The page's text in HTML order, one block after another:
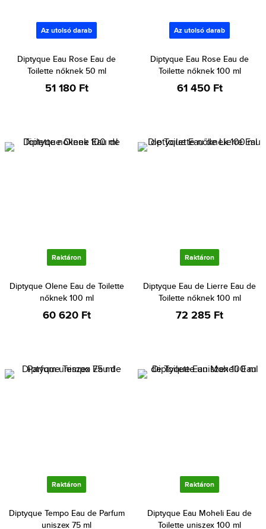
Az utolsó darab
Diptyque Eau Rose Eau de
Toilette nőknek 50 ml
51 180 Ft
Az utolsó darab
Diptyque Eau Rose Eau de
Toilette nőknek 100 ml
61 450 Ft
Raktáron
Diptyque Olene Eau de Toilette
nőknek 100 ml
60 620 Ft
Raktáron
Diptyque Eau de Lierre Eau de
Toilette nőknek 100 ml
72 285 Ft
Raktáron
Diptyque Tempo Eau de Parfum
uniszex 75 ml
Raktáron
Diptyque Eau Moheli Eau de
Toilette uniszex 100 ml